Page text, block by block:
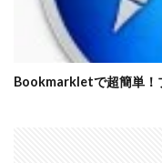
Bookmarkletで超簡単！